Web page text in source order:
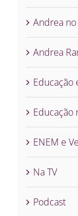
Andrea no
Andrea
Educação
Educação
ENEM e
Na TV
Podcast